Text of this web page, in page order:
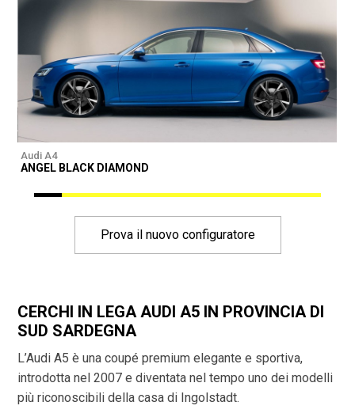
Audi A4
ANGEL BLACK DIAMOND
Prova il nuovo configuratore
CERCHI IN LEGA AUDI A5 IN PROVINCIA DI
SUD SARDEGNA
L’Audi A5 è una coupé premium elegante e sportiva,
introdotta nel 2007 e diventata nel tempo uno dei modelli
più riconoscibili della casa di Ingolstadt.